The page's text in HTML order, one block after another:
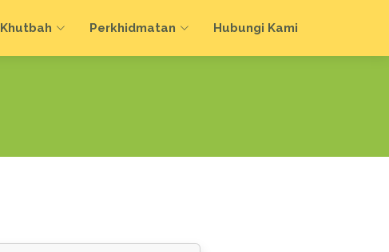
Khutbah Perkhidmatan Hubungi Kami